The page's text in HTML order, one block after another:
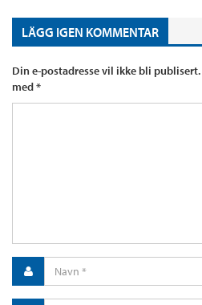
LÄGG IGEN KOMMENTAR
Din e-postadresse vil ikke bli publisert.
med*